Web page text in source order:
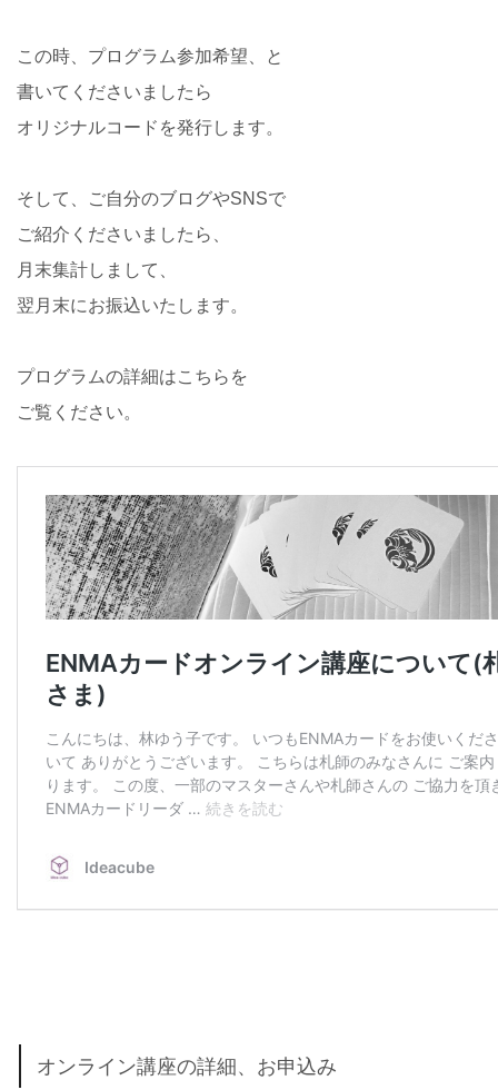
この時、プログラム参加希望、と
書いてくださいましたら
オリジナルコードを発行します。
そして、ご自分のブログやSNSで
ご紹介くださいましたら、
月末集計しまして、
翌月末にお振込いたします。
プログラムの詳細はこちらを
ご覧ください。
オンライン講座の詳細、お申込み